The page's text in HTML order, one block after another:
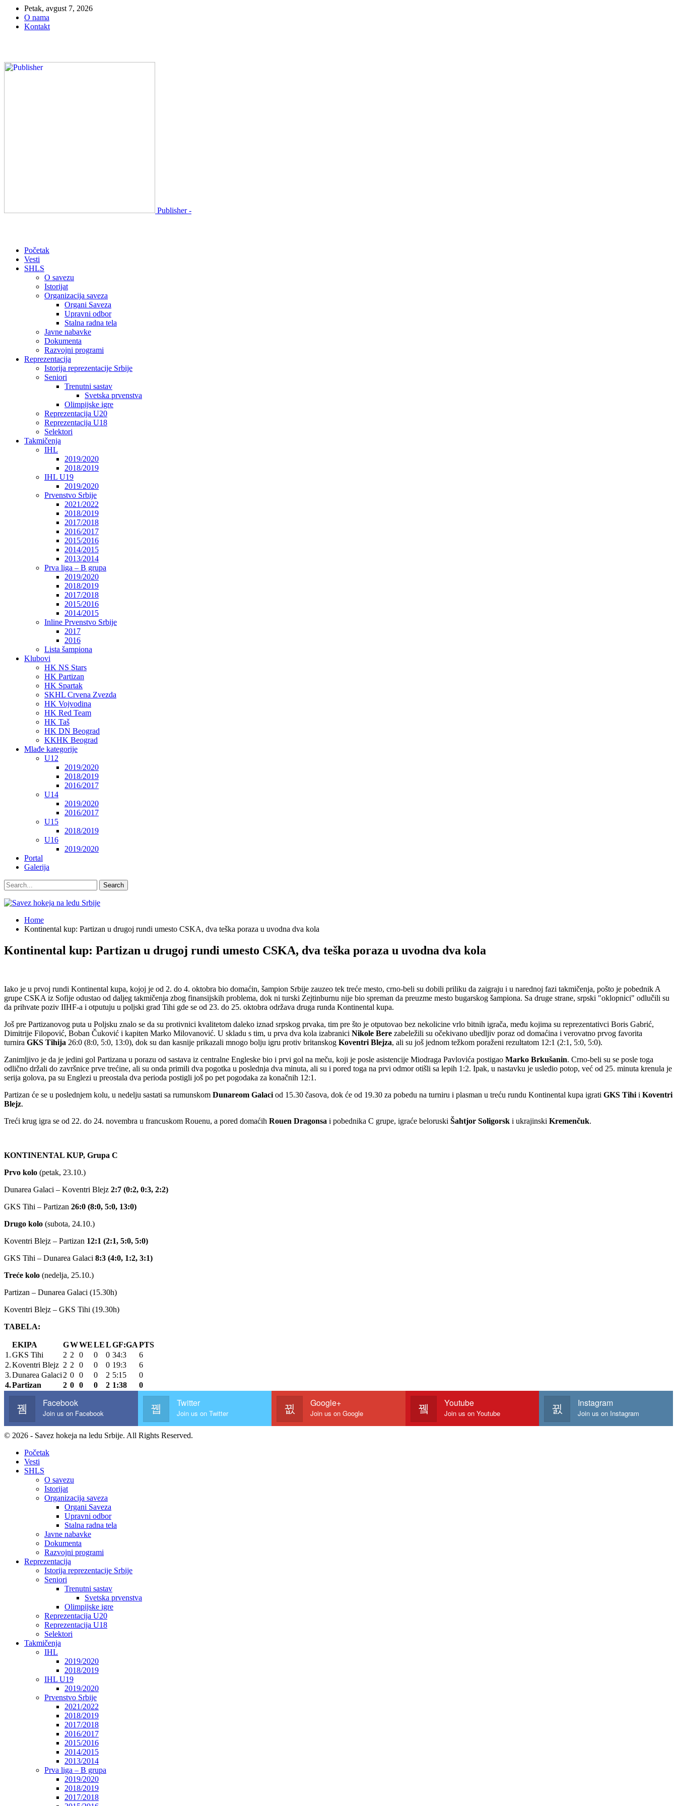
Petak, avgust 7, 2026
O nama
Kontakt
Publisher -
Početak
Vesti
SHLS
O savezu
Istorijat
Organizacija saveza
Organi Saveza
Upravni odbor
Stalna radna tela
Javne nabavke
Dokumenta
Razvojni programi
Reprezentacija
Istorija reprezentacije Srbije
Seniori
Trenutni sastav
Svetska prvenstva
Olimpijske igre
Reprezentacija U20
Reprezentacija U18
Selektori
Takmičenja
IHL
2019/2020
2018/2019
IHL U19
2019/2020
Prvenstvo Srbije
2021/2022
2018/2019
2017/2018
2016/2017
2015/2016
2014/2015
2013/2014
Prva liga – B grupa
2019/2020
2018/2019
2017/2018
2015/2016
2014/2015
Inline Prvenstvo Srbije
2017
2016
Lista šampiona
Klubovi
HK NS Stars
HK Partizan
HK Spartak
SKHL Crvena Zvezda
HK Vojvodina
HK Red Team
HK Taš
HK DN Beograd
KKHK Beograd
Mlađe kategorije
U12
2019/2020
2018/2019
2016/2017
U14
2019/2020
2016/2017
U15
2018/2019
U16
2019/2020
Portal
Galerija
Home
Kontinental kup: Partizan u drugoj rundi umesto CSKA, dva teška poraza u uvodna dva kola
Kontinental kup: Partizan u drugoj rundi umesto CSKA, dva teška poraza u uvodna dva kola
Iako je u prvoj rundi Kontinental kupa, kojoj je od 2. do 4. oktobra bio domaćin, šampion Srbije zauzeo tek treće mesto, crno-beli su dobili priliku da zaigraju i u narednoj fazi takmičenja, pošto je pobednik A
grupe CSKA iz Sofije odustao od daljeg takmičenja zbog finansijskih problema, dok ni turski Zejtinburnu nije bio spreman da preuzme mesto bugarskog šampiona. Sa druge strane, srpski "oklopnici" odlučili su
da prihvate poziv IIHF-a i otputuju u poljski grad Tihi gde se od 23. do 25. oktobra održava druga runda Kontinental kupa.
Još pre Partizanovog puta u Poljsku znalo se da su protivnici kvalitetom daleko iznad srpskog prvaka, tim pre što je otputovao bez nekolicine vrlo bitnih igrača, među kojima su reprezentativci Boris Gabrić,
Dimitrije Filopović, Boban Čuković i kapiten Marko Milovanović. U skladu s tim, u prva dva kola izabranici Nikole Bere zabeležili su očekivano ubedljiv poraz od domaćina i verovatno prvog favorita
turnira GKS Tihija 26:0 (8:0, 5:0, 13:0), dok su dan kasnije prikazali mnogo bolju igru protiv britanskog Koventri Blejza, ali su još jednom težkom poraženi rezultatom 12:1 (2:1, 5:0, 5:0).
Zanimljivo je da je jedini gol Partizana u porazu od sastava iz centralne Engleske bio i prvi gol na meču, koji je posle asistencije Miodraga Pavlovića postigao Marko Brkušanin. Crno-beli su se posle toga
odlično držali do završnice prve trećine, ali su onda primili dva pogotka u poslednja dva minuta, ali su i pored toga na prvi odmor otišli sa lepih 1:2. Ipak, u nastavku je usledio potop, već od 25. minuta krenula je
serija golova, pa su Englezi u preostala dva perioda postigli još po pet pogodaka za konačnih 12:1.
Partizan će se u poslednjem kolu, u nedelju sastati sa rumunskom Dunareom Galaci od 15.30 časova, dok će od 19.30 za pobedu na turniru i plasman u treću rundu Kontinental kupa igrati GKS Tihi i Koventri
Blejz.
Treći krug igra se od 22. do 24. novembra u francuskom Rouenu, a pored domaćih Rouen Dragonsa i pobednika C grupe, igraće beloruski Šahtjor Soligorsk i ukrajinski Kremenčuk.
KONTINENTAL KUP, Grupa C
Prvo kolo (petak, 23.10.)
Dunarea Galaci – Koventri Blejz 2:7 (0:2, 0:3, 2:2)
GKS Tihi – Partizan 26:0 (8:0, 5:0, 13:0)
Drugo kolo (subota, 24.10.)
Koventri Blejz – Partizan 12:1 (2:1, 5:0, 5:0)
GKS Tihi – Dunarea Galaci 8:3 (4:0, 1:2, 3:1)
Treće kolo (nedelja, 25.10.)
Partizan – Dunarea Galaci (15.30h)
Koventri Blejz – GKS Tihi (19.30h)
TABELA:
EKIPA GWWELELGF:GAPTS
1.GKS Tihi 2 2 0 0 0 34:3
6
2.Koventri Blejz 2 2 0 0 0 19:3
6
3.Dunarea Galaci 2 0 0 0 2 5:15
0
4.Partizan 2 0 0 0 2 1:38 0
Facebook
Join us on Facebook
Twitter
Join us on Twitter
Google+
Join us on Google
Youtube
Join us on Youtube
Instagram
Join us on Instagram
© 2026 - Savez hokeja na ledu Srbije. All Rights Reserved.
Početak
Vesti
SHLS
O savezu
Istorijat
Organizacija saveza
Organi Saveza
Upravni odbor
Stalna radna tela
Javne nabavke
Dokumenta
Razvojni programi
Reprezentacija
Istorija reprezentacije Srbije
Seniori
Trenutni sastav
Svetska prvenstva
Olimpijske igre
Reprezentacija U20
Reprezentacija U18
Selektori
Takmičenja
IHL
2019/2020
2018/2019
IHL U19
2019/2020
Prvenstvo Srbije
2021/2022
2018/2019
2017/2018
2016/2017
2015/2016
2014/2015
2013/2014
Prva liga – B grupa
2019/2020
2018/2019
2017/2018